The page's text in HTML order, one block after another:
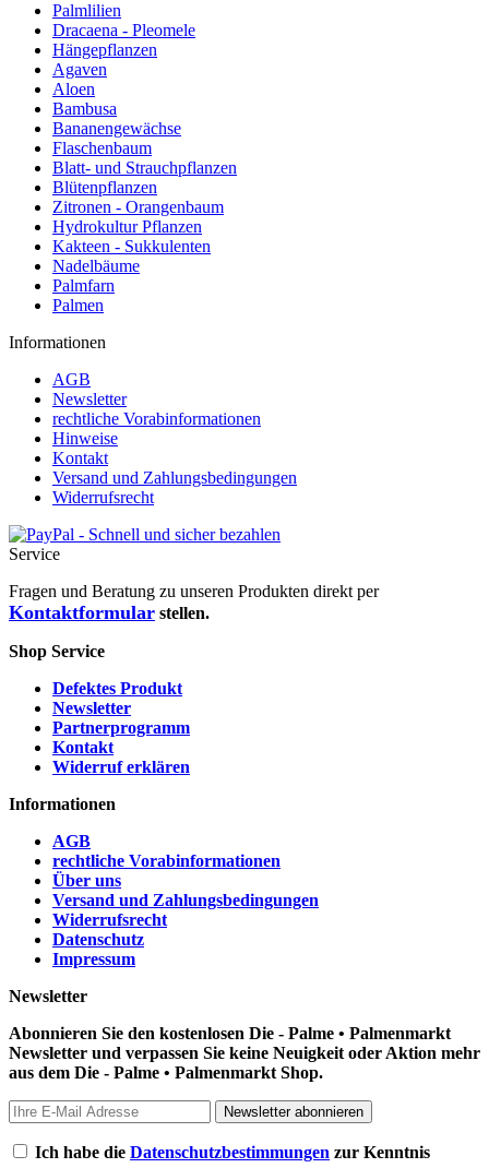
Palmlilien
Dracaena - Pleomele
Hängepflanzen
Agaven
Aloen
Bambusa
Bananengewächse
Flaschenbaum
Blatt- und Strauchpflanzen
Blütenpflanzen
Zitronen - Orangenbaum
Hydrokultur Pflanzen
Kakteen - Sukkulenten
Nadelbäume
Palmfarn
Palmen
Informationen
AGB
Newsletter
rechtliche Vorabinformationen
Hinweise
Kontakt
Versand und Zahlungsbedingungen
Widerrufsrecht
Service
Fragen und Beratung zu unseren Produkten direkt per
Kontaktformular stellen.
Shop Service
Defektes Produkt
Newsletter
Partnerprogramm
Kontakt
Widerruf erklären
Informationen
AGB
rechtliche Vorabinformationen
Über uns
Versand und Zahlungsbedingungen
Widerrufsrecht
Datenschutz
Impressum
Newsletter
Abonnieren Sie den kostenlosen Die - Palme • Palmenmarkt
Newsletter und verpassen Sie keine Neuigkeit oder Aktion mehr
aus dem Die - Palme • Palmenmarkt Shop.
Newsletter abonnieren
Ich habe die Datenschutzbestimmungen zur Kenntnis